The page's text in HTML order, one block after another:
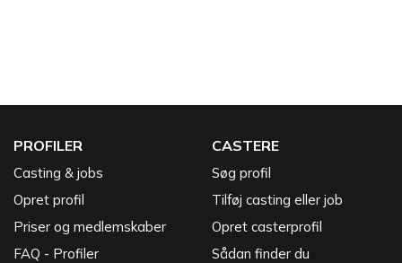
PROFILER
Casting & jobs
Opret profil
Priser og medlemskaber
FAQ - Profiler
CASTERE
Søg profil
Tilføj casting eller job
Opret casterprofil
Sådan finder du